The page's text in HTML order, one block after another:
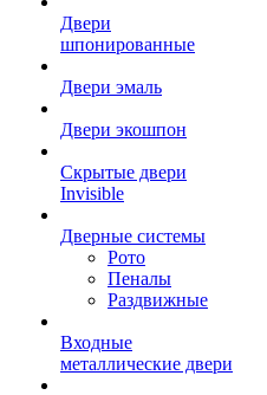
Двери
шпонированные
Двери эмаль
Двери экошпон
Скрытые двери
Invisible
Дверные системы
Рото
Пеналы
Раздвижные
Входные
металлические двери